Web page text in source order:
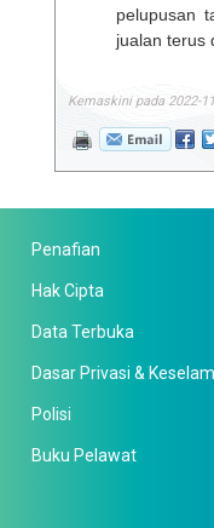
pelupusan
jualan terus
Kemaskini pada 2022-
Penafian
Hak Cipta
Data Terbuka
Dasar Privasi &
Polisi
Buku Pelawat